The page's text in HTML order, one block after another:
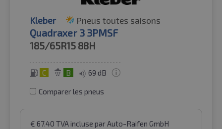
Kleber Pneus toutes saisons
Quadraxer 3 3PMSF
185/65R15 88H
C B 69 dB
Comparer les pneus
€ 67.40 TVA incluse par Auto-Raifen GmbH